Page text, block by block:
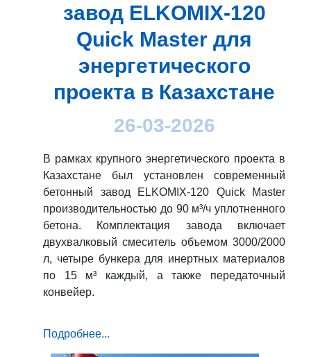
завод ELKOMIX-120
Quick Master для
энергетического
проекта в Казахстане
26-03-2026
В рамках крупного энергетического проекта в
Казахстане был установлен современный
бетонный завод ELKOMIX-120 Quick Master
производительностью до 90 м³/ч уплотненного
бетона. Комплектация завода включает
двухвалковый смеситель объемом 3000/2000
л, четыре бункера для инертных материалов
по 15 м³ каждый, а также передаточный
конвейер.
Подробнее...